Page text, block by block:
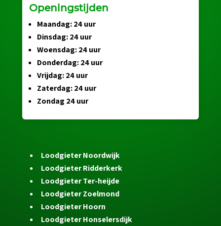
Openingstijden
Maandag: 24 uur
Dinsdag: 24 uur
Woensdag: 24 uur
Donderdag: 24 uur
Vrijdag: 24 uur
Zaterdag: 24 uur
Zondag 24 uur
Loodgieter Noordwijk
Loodgieter Ridderkerk
Loodgieter Ter-heijde
Loodgieter Zoelmond
Loodgieter Hoorn
Loodgieter Honselersdijk